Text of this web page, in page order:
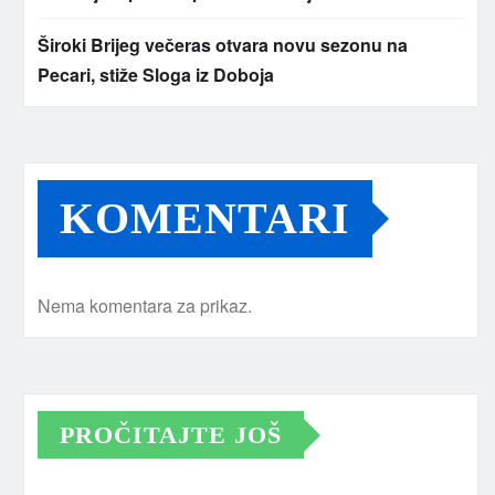
Široki Brijeg večeras otvara novu sezonu na
Pecari, stiže Sloga iz Doboja
KOMENTARI
Nema komentara za prikaz.
PROČITAJTE JOŠ